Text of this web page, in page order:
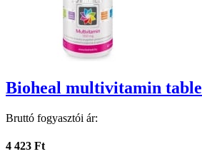
Bioheal multivitamin
Bruttó fogyasztói ár:
4 423 Ft